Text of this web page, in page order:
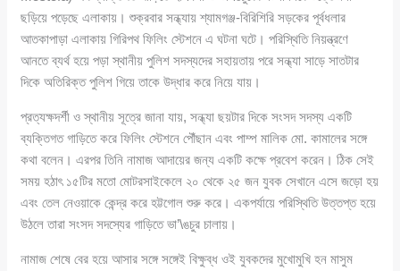
ছড়িয়ে পড়েছে এলাকায়। শুক্রবার সন্ধ্যায় শ্যামগঞ্জ-বিরিশিরি সড়কের পূর্বধলার
আতকাপাড়া এলাকায় গিরিপথ ফিলিং স্টেশনে এ ঘটনা ঘটে। পরিস্থিতি নিয়ন্ত্রণে
আনতে ব্যর্থ হয়ে পড়া স্থানীয় পুলিশ সদস্যদের সহায়তায় পরে সন্ধ্যা সাড়ে সাতটার
দিকে অতিরিক্ত পুলিশ গিয়ে তাকে উদ্ধার করে নিয়ে যায়।
প্রত্যক্ষদর্শী ও স্থানীয় সূত্রে জানা যায়, সন্ধ্যা ছয়টার দিকে সংসদ সদস্য একটি
ব্যক্তিগত গাড়িতে করে ফিলিং স্টেশনে পৌঁছান এবং পাম্প মালিক মো. কামালের সঙ্গে
কথা বলেন। এরপর তিনি নামাজ আদায়ের জন্য একটি কক্ষে প্রবেশ করেন। ঠিক সেই
সময় হঠাৎ ১৫টির মতো মোটরসাইকেলে ২০ থেকে ২৫ জন যুবক সেখানে এসে জড়ো হয়
এবং তেল নেওয়াকে কেন্দ্র করে হট্টগোল শুরু করে। একপর্যায়ে পরিস্থিতি উত্তপ্ত হয়ে
উঠলে তারা সংসদ সদস্যের গাড়িতে ভা’\ঙচুর চালায়।
নামাজ শেষে বের হয়ে আসার সঙ্গে সঙ্গেই বিক্ষুব্ধ ওই যুবকদের মুখোমুখি হন মাসুম